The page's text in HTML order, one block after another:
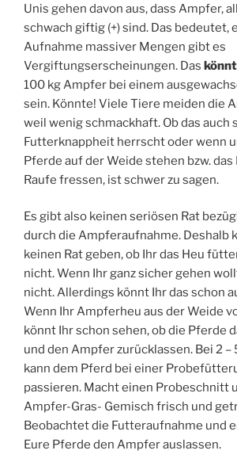
Unis gehen davon aus, dass Ampfer,
schwach giftig (+) sind. Das bedeutet,
Aufnahme massiver Mengen gibt es
Vergiftungserscheinungen. Das
100 kg Ampfer bei einem
sein. Könnte! Viele Tiere meiden die
weil wenig schmackhaft. Ob das auch
Futterknappheit herrscht oder wenn
Pferde auf der Weide stehen bzw. das
Raufe fressen, ist schwer zu sagen.
Es gibt also keinen seriösen Rat
durch die Ampferaufnahme. Deshalb
keinen Rat geben, ob Ihr das Heu
nicht. Wenn Ihr ganz sicher gehen
nicht. Allerdings könnt Ihr das schon
Wenn Ihr Ampferheu aus der Weide
könnt Ihr schon sehen, ob die Pferde
und den Ampfer zurücklassen. Bei 2
kann dem Pferd bei einer
passieren. Macht einen Probeschnitt
Ampfer-Gras- Gemisch frisch und
Beobachtet die Futteraufnahme und
Eure Pferde den Ampfer auslassen.